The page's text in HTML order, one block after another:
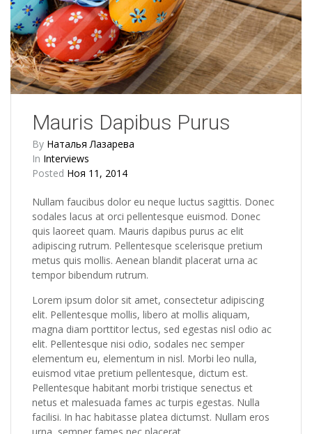
Mauris Dapibus Purus
By Наталья Лазарева
In Interviews
Posted Ноя 11, 2014
Nullam faucibus dolor eu neque luctus sagittis. Donec
sodales lacus at orci pellentesque euismod. Donec
quis laoreet quam. Mauris dapibus purus ac elit
adipiscing rutrum. Pellentesque scelerisque pretium
metus quis mollis. Aenean blandit placerat urna ac
tempor bibendum rutrum.
Lorem ipsum dolor sit amet, consectetur adipiscing
elit. Pellentesque mollis, libero at mollis aliquam,
magna diam porttitor lectus, sed egestas nisl odio ac
elit. Pellentesque nisi odio, sodales nec semper
elementum eu, elementum in nisl. Morbi leo nulla,
euismod vitae pretium pellentesque, dictum est.
Pellentesque habitant morbi tristique senectus et
netus et malesuada fames ac turpis egestas. Nulla
facilisi. In hac habitasse platea dictumst. Nullam eros
urna, semper fames nec placerat.